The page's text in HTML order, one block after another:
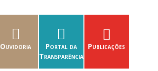
Ouvidoria
Portal da
Transparência
Publicações